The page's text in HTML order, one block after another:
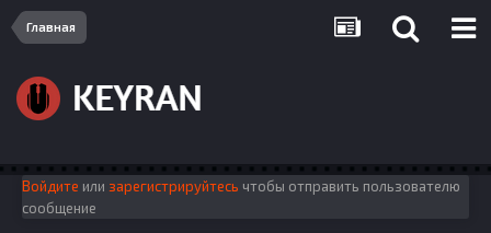
Главная
Войдите или зарегистрируйтесь чтобы отправить пользователю
сообщение